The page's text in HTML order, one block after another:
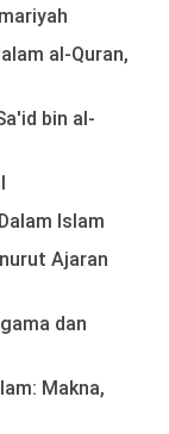
al-Quran,
bin al-
Islam
Ajaran
dan
Makna,